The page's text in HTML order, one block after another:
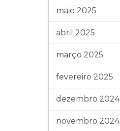
maio 2025
abril 2025
março 2025
fevereiro 2025
dezembro 2024
novembro 2024